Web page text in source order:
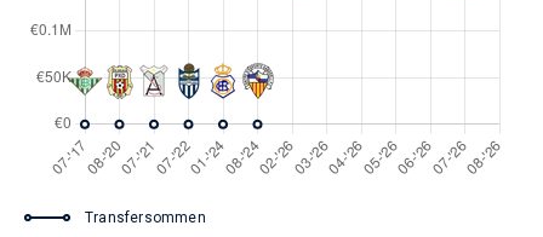
Transfersommen